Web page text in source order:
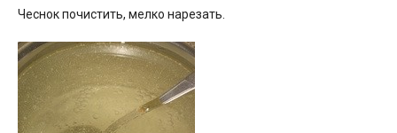
Чеснок почистить, мелко нарезать.